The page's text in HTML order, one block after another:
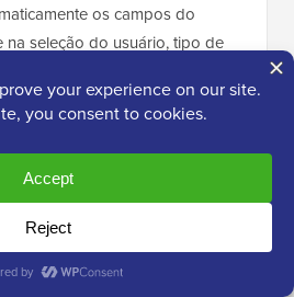
os campos do
na seleção do usuário, tipo de
tem umaloja WooCommerce
um formulário onde o
preenchido dinamicamente
na loja.
de entrada de dados,